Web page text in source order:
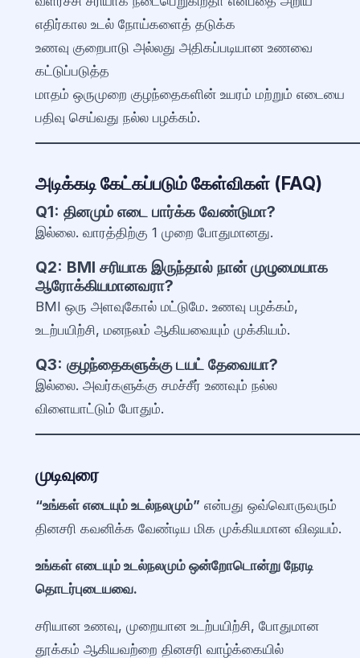
எதிர்கால உடல் நோய்களைத் தடுக்க
உணவு குறைபாடு அல்லது அதிகப்படியான உணவை
கட்டுப்படுத்த
மாதம் ஒருமுறை குழந்தைகளின் உயரம் மற்றும் எடையை
பதிவு செய்வது நல்ல பழக்கம்.
அடிக்கடி கேட்கப்படும் கேள்விகள் (FAQ)
Q1: தினமும் எடை பார்க்க வேண்டுமா?
இல்லை. வாரத்திற்கு 1 முறை போதுமானது.
Q2: BMI சரியாக இருந்தால் நான் முழுமையாக
ஆரோக்கியமானவரா?
BMI ஒரு அளவுகோல் மட்டுமே. உணவு பழக்கம்,
உடற்பயிற்சி, மனநலம் ஆகியவையும் முக்கியம்.
Q3: குழந்தைகளுக்கு டயட் தேவையா?
இல்லை. அவர்களுக்கு சமச்சீர் உணவும் நல்ல
விளையாட்டும் போதும்.
முடிவுரை
“உங்கள் எடையும் உடல்நலமும்” என்பது ஒவ்வொருவரும்
தினசரி கவனிக்க வேண்டிய மிக முக்கியமான விஷயம்.
உங்கள் எடையும் உடல்நலமும் ஒன்றோடொன்று நேரடி
தொடர்புடையவை.
சரியான உணவு, முறையான உடற்பயிற்சி, போதுமான
தூக்கம் ஆகியவற்றை தினசரி வாழ்க்கையில்